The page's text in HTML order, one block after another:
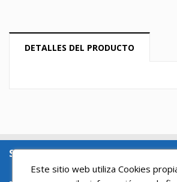
DETALLES DEL PRODUCTO
SOBRE NOSOTROS
Este sitio web utiliza Cookies